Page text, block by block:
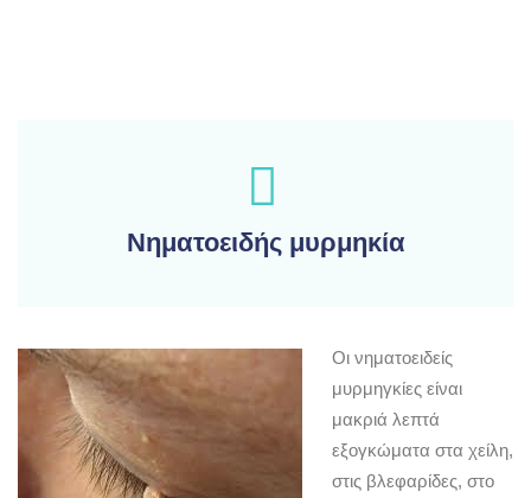
Νηματοειδής μυρμηκία
Οι νηματοειδείς
μυρμηγκίες είναι
μακριά λεπτά
εξογκώματα στα χείλη,
στις βλεφαρίδες, στο